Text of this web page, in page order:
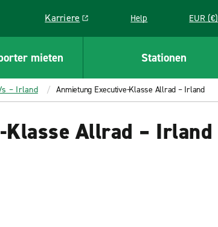
Karriere
Link opens in a new window
Help EUR (€)
mieten Stationen
– Irland Anmietung Executive-Klasse Allrad – Irland
Klasse Allrad – Irland